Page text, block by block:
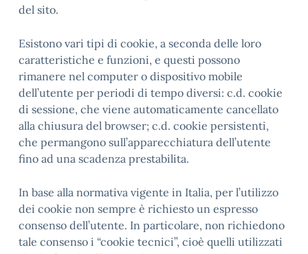
del sito.
Esistono vari tipi di cookie, a seconda delle loro
caratteristiche e funzioni, e questi possono
rimanere nel computer o dispositivo mobile
dell’utente per periodi di tempo diversi: c.d. cookie
di sessione, che viene automaticamente cancellato
alla chiusura del browser; c.d. cookie persistenti,
che permangono sull’apparecchiatura dell’utente
fino ad una scadenza prestabilita.
In base alla normativa vigente in Italia, per l’utilizzo
dei cookie non sempre è richiesto un espresso
consenso dell’utente. In particolare, non richiedono
tale consenso i “cookie tecnici”, cioè quelli utilizzati